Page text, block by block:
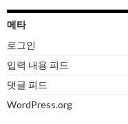
메타
로그인
입력 내용 피드
댓글 피드
WordPress.org